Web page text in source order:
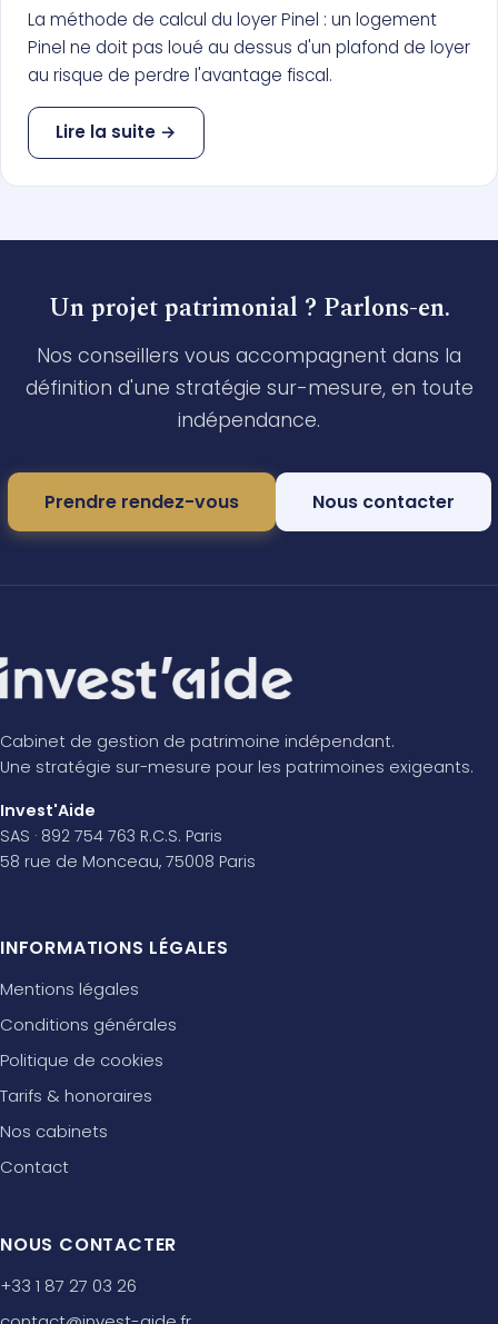
La méthode de calcul du loyer Pinel : un logement
Pinel ne doit pas loué au dessus d'un plafond de loyer
au risque de perdre l'avantage fiscal.
Lire la suite →
Un projet patrimonial ? Parlons-en.
Nos conseillers vous accompagnent dans la
définition d'une stratégie sur-mesure, en toute
indépendance.
Prendre rendez-vous Nous contacter
Cabinet de gestion de patrimoine indépendant.
Une stratégie sur-mesure pour les patrimoines exigeants.
Invest'Aide
SAS · 892 754 763 R.C.S. Paris
58 rue de Monceau, 75008 Paris
INFORMATIONS LÉGALES
Mentions légales
Conditions générales
Politique de cookies
Tarifs & honoraires
Nos cabinets
Contact
NOUS CONTACTER
+33 1 87 27 03 26